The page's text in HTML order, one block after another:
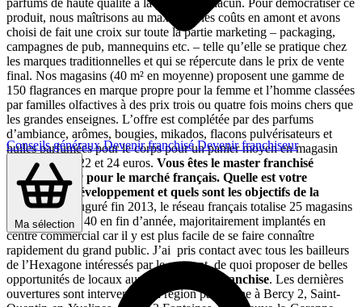
Conseils générauxDevenir franchiséDevenir franchiseur
Ma sélection
produit, nous maîtrisons au maximum les coûts en amont et avons
choisi de fait une croix sur toute la partie marketing – packaging,
campagnes de pub, mannequins etc. – telle qu’elle se pratique chez
les marques traditionnelles et qui se répercute dans le prix de vente
final. Nos magasins (40 m² en moyenne) proposent une gamme de
150 flagrances en marque propre pour la femme et l’homme classées
par familles olfactives à des prix trois ou quatre fois moins chers que
les grandes enseignes. L’offre est complétée par des parfums
d’ambiance, arômes, bougies, mikados, flacons pulvérisateurs et
huiles parfumées pour le corps pour un panier moyen en magasin
compris entre 22 et 24 euros. Vous êtes le master franchisé
Equivalenza pour le marché français. Quelle est votre
stratégie de développement et quels sont les objectifs de la
marque ?Inauguré fin 2013, le réseau français totalise 25 magasins
et en comptera 40 en fin d’année, majoritairement implantés en
centre commercial car il y est plus facile de se faire connaître
rapidement du grand public. J’ai pris contact avec tous les bailleurs
de l’Hexagone intéressés par le concept, de quoi proposer de belles
opportunités de locaux aux candidats à la
franchise. Les dernières
ouvertures sont intervenues en région parisienne à Bercy 2, Saint-